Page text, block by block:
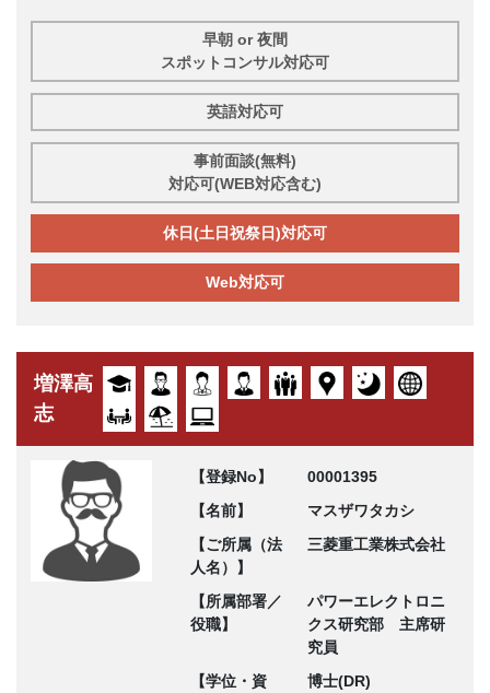
早朝 or 夜間
スポットコンサル対応可
英語対応可
事前面談(無料)
対応可(WEB対応含む)
休日(土日祝祭日)対応可
Web対応可
増澤高
志
【登録No】
00001395
【名前】
マスザワタカシ
【ご所属（法
人名）】
三菱重工業株式会社
【所属部署／
役職】
パワーエレクトロニ
クス研究部 主席研
究員
【学位・資
博士(DR)